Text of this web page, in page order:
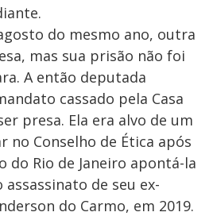
do mesmo ano, outra
mas sua prisão não foi
A então deputada
cassado pela Casa
presa. Ela era alvo de um
no Conselho de Ética após
do Rio de Janeiro apontá-la
de seu ex-
do Carmo, em 2019.